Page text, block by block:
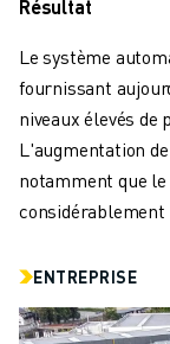
CONTACT
CONTACT
LOCALISATION DES
IMPRESSION
Résultat
Le système
fournissant
niveaux élevés de
L'augmentation
notamment que
considérablement
ENTREPRISE